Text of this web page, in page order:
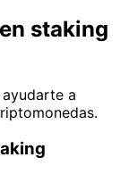
staking
a